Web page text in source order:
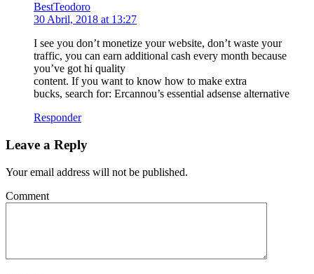
BestTeodoro
30 Abril, 2018 at 13:27
I see you don’t monetize your website, don’t waste your
traffic, you can earn additional cash every month because
you’ve got hi quality
content. If you want to know how to make extra
bucks, search for: Ercannou’s essential adsense alternative
Responder
Leave a Reply
Your email address will not be published.
Comment